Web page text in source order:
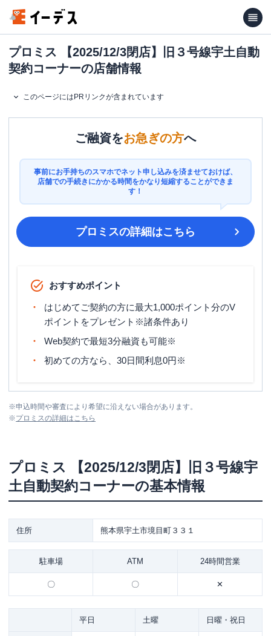
プロミス 【2025/12/3閉店】旧３号線宇土自動
契約コーナーの店舗情報
このページにはPRリンクが含まれています
ご融資をお急ぎの方へ
事前にお手持ちのスマホでネット申し込みを済ませておけば、
店舗での手続きにかかる時間をかなり短縮することができま
す！
プロミスの詳細はこちら
おすすめポイント
はじめてご契約の方に最大1,000ポイント分のV
ポイントをプレゼント※諸条件あり
Web契約で最短3分融資も可能※
初めての方なら、30日間利息0円※
※申込時間や審査により希望に沿えない場合があります。
※プロミスの詳細はこちら
プロミス
【2025/12/3閉店】旧３号線宇
土自動契約コーナーの基本情報
住所 熊本県宇土市境目町３３１
駐車場 ATM 24時間営業
〇 〇 ✕
平日 土曜 日曜・祝日